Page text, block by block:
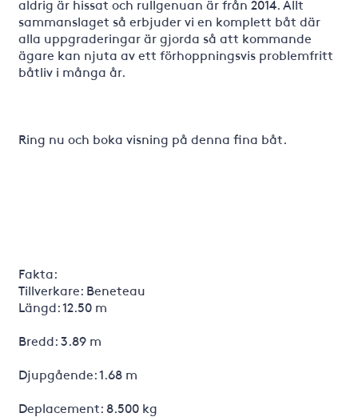
aldrig är hissat och rullgenuan är från 2014. Allt
sammanslaget så erbjuder vi en komplett båt där
alla uppgraderingar är gjorda så att kommande
ägare kan njuta av ett förhoppningsvis problemfritt
båtliv i många år.
Ring nu och boka visning på denna fina båt.
Fakta:
Tillverkare: Beneteau
Längd: 12.50 m
Bredd: 3.89 m
Djupgående: 1.68 m
Deplacement: 8.500 kg